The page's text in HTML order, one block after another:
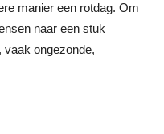
manier een rotdag. Om
naar een stuk
vaak ongezonde,